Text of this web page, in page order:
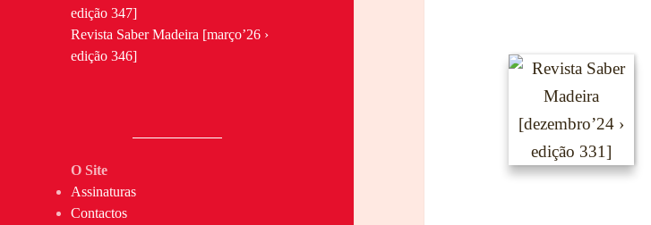
edição 347]
Revista Saber Madeira [março’26 ›
edição 346]
O Site
Assinaturas
Contactos